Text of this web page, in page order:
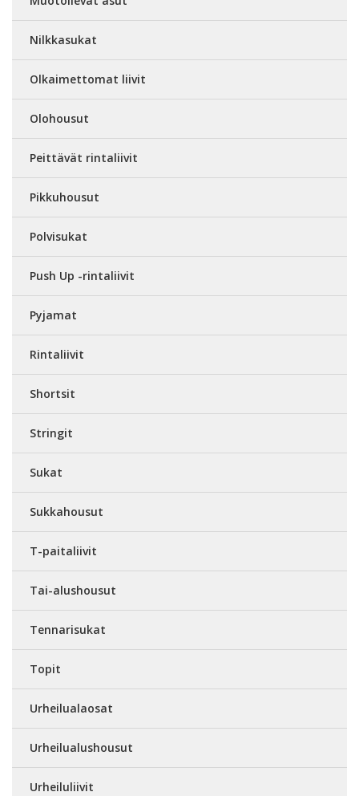
Nilkkasukat
Olkaimettomat liivit
Olohousut
Peittävät rintaliivit
Pikkuhousut
Polvisukat
Push Up -rintaliivit
Pyjamat
Rintaliivit
Shortsit
Stringit
Sukat
Sukkahousut
T-paitaliivit
Tai-alushousut
Tennarisukat
Topit
Urheilualaosat
Urheilualushousut
Urheiluliivit